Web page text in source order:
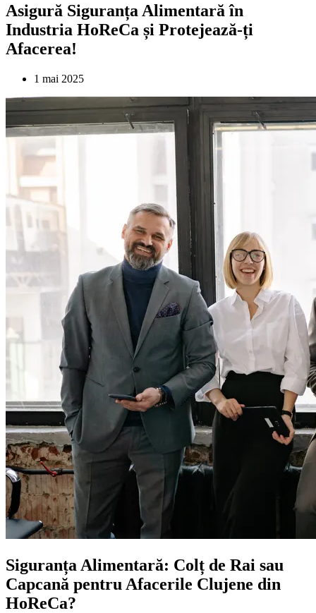
Asigură Siguranța Alimentară în
Industria HoReCa și Protejează-ți
Afacerea!
1 mai 2025
Siguranța Alimentară: Colț de Rai sau
Capcană pentru Afacerile Clujene din
HoReCa?